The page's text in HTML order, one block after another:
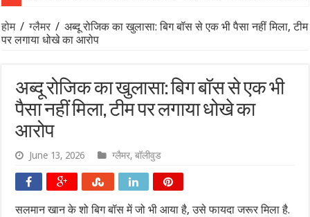
होम / ग्लैमर / अब्दू रोजिक का खुलासा: बिग बॉस से एक भी पैसा नहीं मिला, टीम
पर लगाया धोखे का आरोप
अब्दू रोजिक का खुलासा: बिग बॉस से एक भी
पैसा नहीं मिला, टीम पर लगाया धोखे का
आरोप
June 13, 2026 ग्लैमर,बॉलीवुड
सलमान खान के शो बिग बॉस में जो भी आया है, उसे फायदा जरूर मिला है.